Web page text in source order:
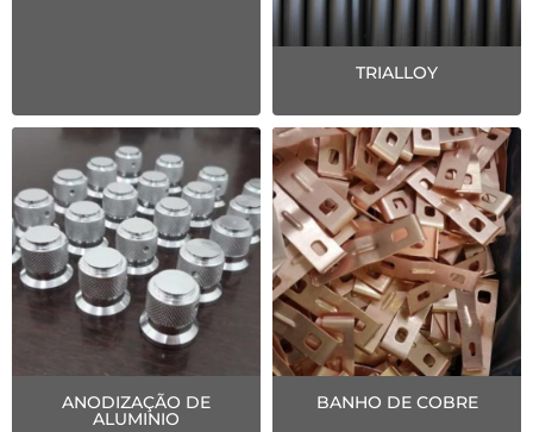
TRIALLOY
ANODIZAÇÃO DE
ALUMINIO
BANHO DE COBRE